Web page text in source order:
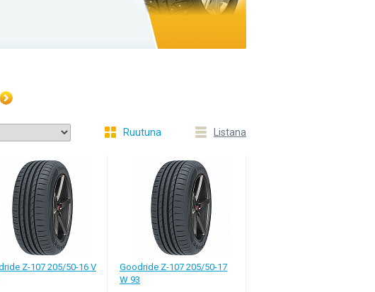
kesärenkaita? Tärkein asia autonrenkaiden
Tunnetun rengasvalmistajan uusi mallia on aina
ne antavat erinomaisen mahdollisuuden
seuraa niitä
Ruutuna Listana
Z-107 205/50-16 V
Goodride Z-107 205/50-17
W 93